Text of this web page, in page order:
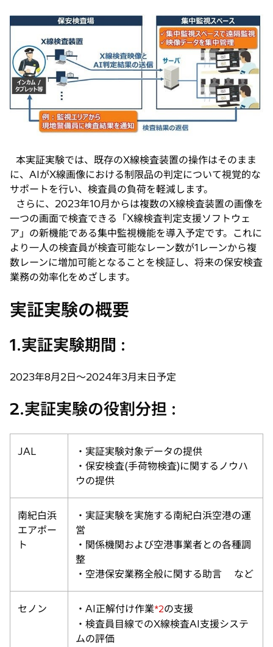
く
本実証実験では、既存のX線検査装置の操作はそのまま
に、AIがX線画像における制限品の判定について視覚的な
サポートを行い、検査員の負荷を軽減します。
さらに、2023年10月からは複数のX線検査装置の画像を
一つの画面で検査できる「X線検査判定支援ソフトウェ
ア」の新機能である集中監視機能を導入予定です。これに
より一人の検査員が検査可能なレーン数が1レーンから複
数レーンに増加可能となることを検証し、将来の保安検査
業務の効率化をめざします。
実証実験の概要
1.実証実験期間 :
2023年8月2日〜2024年3月末日予定
2.実証実験の役割分担 :
JAL
・実証実験対象データの提供
・保安検査(手荷物検査)に関するノウハ
ウの提供
南紀白浜
エアポー
ト
・実証実験を実施する南紀白浜空港の運
営
・関係機関および空港事業者との各種調
整
・空港保安業務全般に関する助言 など
セノン ・AI正解付け作業*2の支援
・検査員目線でのX線検査AI支援システ
ムの評価